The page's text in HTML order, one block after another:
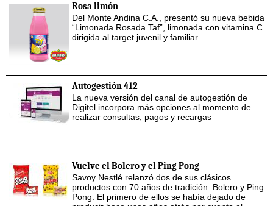
Rosa limón
Del Monte Andina C.A., presentó su nueva bebida
“Limonada Rosada Taf”, limonada con vitamina C
dirigida al target juvenil y familiar.
Autogestión 412
La nueva versión del canal de autogestión de
Digitel incorpora más opciones al momento de
realizar consultas, pagos y recargas
Vuelve el Bolero y el Ping Pong
Savoy Nestlé relanzó dos de sus clásicos
productos con 70 años de tradición: Bolero y Ping
Pong. El primero de ellos se había dejado de